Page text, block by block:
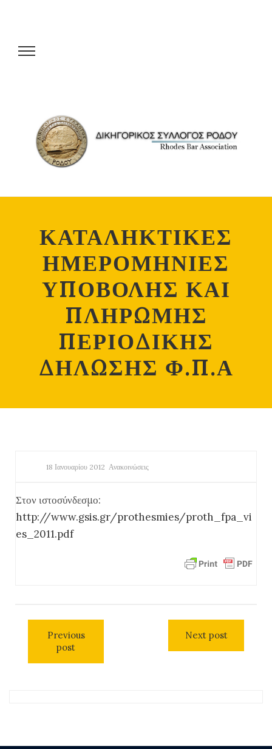
ΚΑΤΑΛΗΚΤΙΚΕΣ
ΗΜΕΡΟΜΗΝΙΕΣ
ΥΠΟΒΟΛΗΣ ΚΑΙ
ΠΛΗΡΩΜΗΣ
ΠΕΡΙΟΔΙΚΗΣ
ΔΗΛΩΣΗΣ Φ.Π.Α
18 Ιανουαρίου 2012 Ανακοινώσεις
Στον ιστοσύνδεσμο:
http://www.gsis.gr/prothesmies/proth_fpa_vi
es_2011.pdf
Previous
post
Next post